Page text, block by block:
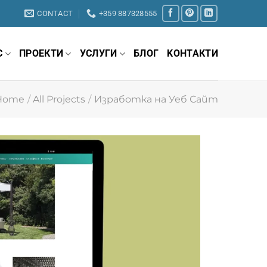
CONTACT +359 887328555
ПРОЕКТИ УСЛУГИ БЛОГ KОНТАКТИ
/ All Projects / Изработка на Уеб Сайт